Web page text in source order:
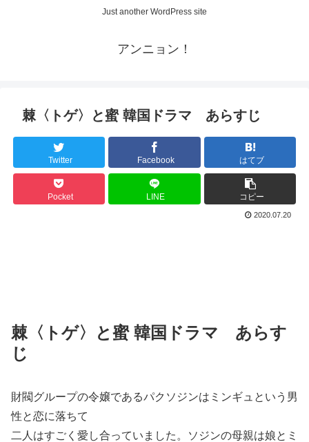
Just another WordPress site
アンニョン！
棘〈トゲ〉と蜜 韓国ドラマ あらすじ
Twitter Facebook はてブ
Pocket LINE コピー
2020.07.20
棘〈トゲ〉と蜜 韓国ドラマ あらす
じ
財閥グループの令嬢であるパクソジンはミンギュという男
性と恋に落ちて
二人はすごく愛し合っていました。ソジンの母親は娘とミ